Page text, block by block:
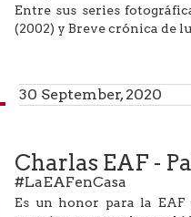
Entre sus series
(2002) y Breve crónica de
30 September, 2020
Charlas EAF -
#LaEAFenCasa
Es un honor para la